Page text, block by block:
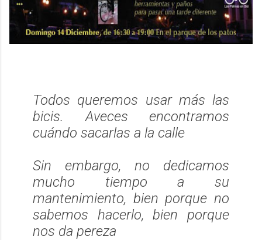
Todos queremos usar más las
bicis. Aveces encontramos
cuándo sacarlas a la calle
Sin embargo, no dedicamos
mucho tiempo a su
mantenimiento, bien porque no
sabemos hacerlo, bien porque
nos da pereza